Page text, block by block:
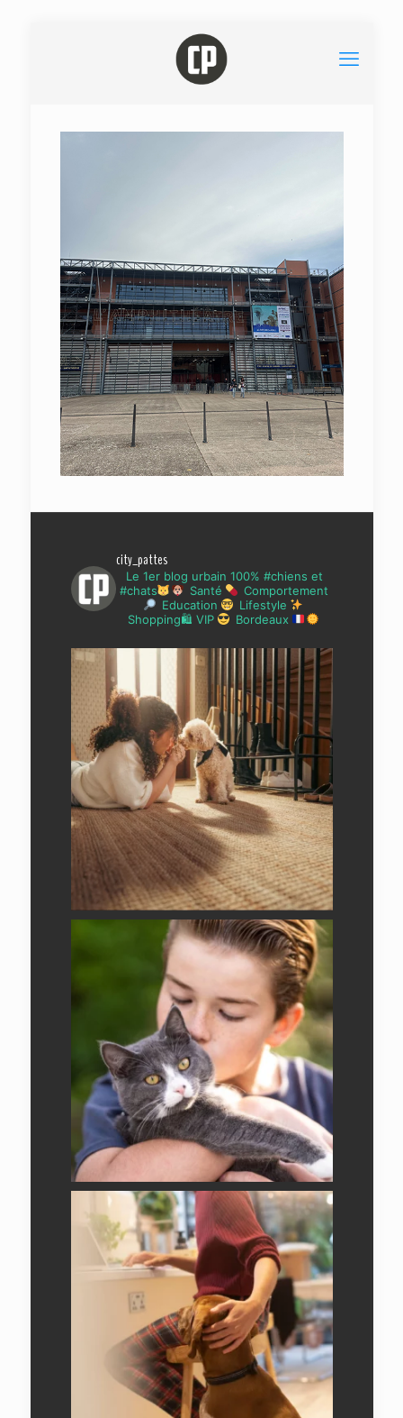
city_pattes
Le 1er blog urbain 100% #chiens et
#chats
Santé
Comportement
Education
Lifestyle
Shopping🛍 VIP
Bordeaux